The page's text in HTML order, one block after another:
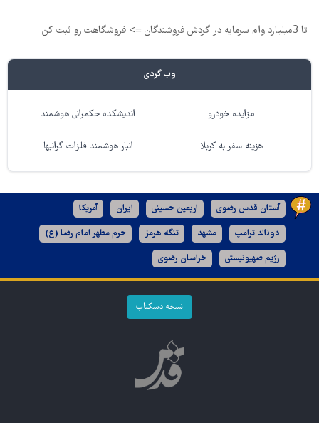
تا 3میلیارد وام سرمایه در گردش فروشندگان => فروشگاهت رو ثبت کن
وب گردی
مزایده خودرو اندیشکده حکمرانی هوشمند
هزینه سفر به کربلا انبار هوشمند فلزات گرانبها
آستان قدس رضوی اربعین حسینی ایران آمریکا
دونالد ترامپ مشهد تنگه هرمز حرم مطهر امام رضا (ع)
رژیم صهیونیستی خراسان رضوی
نسخه دسکتاپ